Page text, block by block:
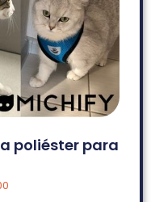
poliéster para